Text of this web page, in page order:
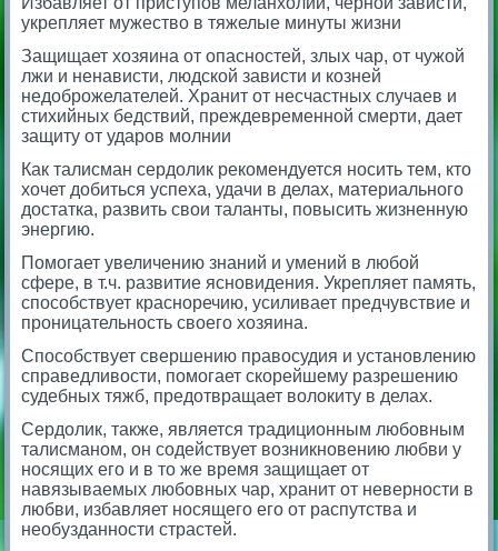
укрепляет мужество в тяжелые минуты жизни
Защищает хозяина от опасностей, злых чар, от чужой
лжи и ненависти, людской зависти и козней
недоброжелателей. Хранит от несчастных случаев и
стихийных бедствий, преждевременной смерти, дает
защиту от ударов молнии
Как талисман сердолик рекомендуется носить тем, кто
хочет добиться успеха, удачи в делах, материального
достатка, развить свои таланты, повысить жизненную
энергию.
Помогает увеличению знаний и умений в любой
сфере, в т.ч. развитие ясновидения. Укрепляет память,
способствует красноречию, усиливает предчувствие и
проницательность своего хозяина.
Способствует свершению правосудия и установлению
справедливости, помогает скорейшему разрешению
судебных тяжб, предотвращает волокиту в делах.
Сердолик, также, является традиционным любовным
талисманом, он содействует возникновению любви у
носящих его и в то же время защищает от
навязываемых любовных чар, хранит от неверности в
любви, избавляет носящего его от распутства и
необузданности страстей.